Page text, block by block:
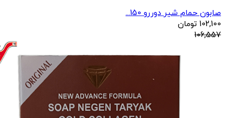
صابون حمام شیر دوررو 150...
102,100 تومان
106,557